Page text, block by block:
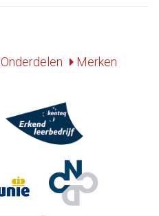
Onderdelen Merken